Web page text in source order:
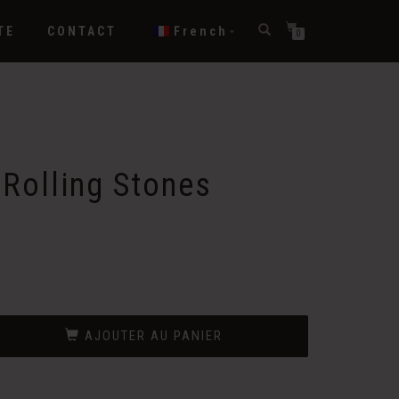
CONTACT French 0
Stones
AJOUTER AU PANIER